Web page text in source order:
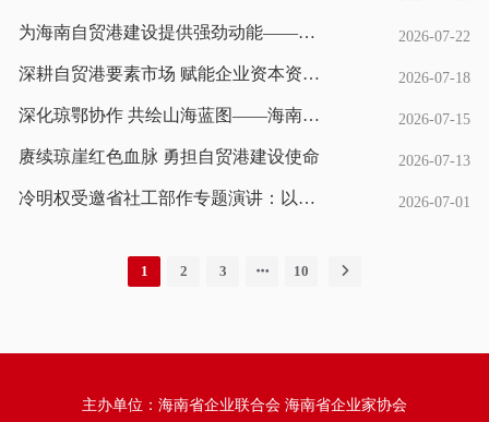
为海南自贸港建设提供强劲动能——海南企联能源行业工委主任会议暨高质量发展交流研讨会召开 2026-07-22
深耕自贸港要素市场 赋能企业资本资源高效配置——海南企联女工委赴海南产交所开展考察交流活动 2026-07-18
深化琼鄂协作 共绘山海蓝图——海南企联热情接待恩施州工商联考察组并举行座谈 2026-07-15
赓续琼崖红色血脉 勇担自贸港建设使命 2026-07-13
冷明权受邀省社工部作专题演讲：以服务能力与品牌建设赋能行业协会商会高质量发展 2026-07-01
1 2 3 10
主办单位：海南省企业联合会 海南省企业家协会